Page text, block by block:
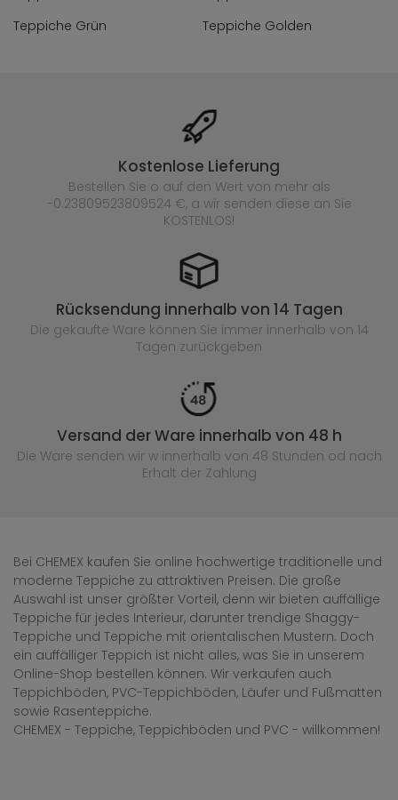
Teppiche Grün
Teppiche Golden
Kostenlose Lieferung
Bestellen Sie o auf den Wert von mehr als
-0.23809523809524 €, a wir senden diese an Sie
KOSTENLOS!
Rücksendung innerhalb von 14 Tagen
Die gekaufte Ware können Sie immer innerhalb von 14
Tagen zurückgeben
Versand der Ware innerhalb von 48 h
Die Ware senden wir w innerhalb von 48 Stunden od nach
Erhalt der Zahlung
Bei CHEMEX kaufen Sie online hochwertige traditionelle und
moderne Teppiche zu attraktiven Preisen. Die große
Auswahl ist unser größter Vorteil, denn wir bieten auffällige
Teppiche für jedes Interieur, darunter trendige Shaggy-
Teppiche und Teppiche mit orientalischen Mustern. Doch
ein auffälliger Teppich ist nicht alles, was Sie in unserem
Online-Shop bestellen können. Wir verkaufen auch
Teppichböden, PVC-Teppichböden, Läufer und Fußmatten
sowie Rasenteppiche.
CHEMEX - Teppiche, Teppichböden und PVC - willkommen!